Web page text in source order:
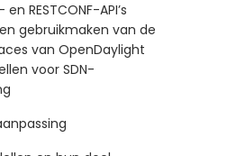
RESTCONF-API’s
gebruikmaken van de
van OpenDaylight
voor SDN-